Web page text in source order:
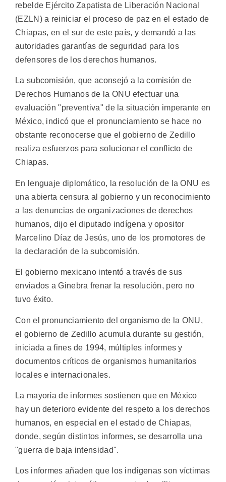
rebelde Ejército Zapatista de Liberación Nacional
(EZLN) a reiniciar el proceso de paz en el estado de
Chiapas, en el sur de este país, y demandó a las
autoridades garantías de seguridad para los
defensores de los derechos humanos.
La subcomisión, que aconsejó a la comisión de
Derechos Humanos de la ONU efectuar una
evaluación "preventiva" de la situación imperante en
México, indicó que el pronunciamiento se hace no
obstante reconocerse que el gobierno de Zedillo
realiza esfuerzos para solucionar el conflicto de
Chiapas.
En lenguaje diplomático, la resolución de la ONU es
una abierta censura al gobierno y un reconocimiento
a las denuncias de organizaciones de derechos
humanos, dijo el diputado indígena y opositor
Marcelino Díaz de Jesús, uno de los promotores de
la declaración de la subcomisión.
El gobierno mexicano intentó a través de sus
enviados a Ginebra frenar la resolución, pero no
tuvo éxito.
Con el pronunciamiento del organismo de la ONU,
el gobierno de Zedillo acumula durante su gestión,
iniciada a fines de 1994, múltiples informes y
documentos críticos de organismos humanitarios
locales e internacionales.
La mayoría de informes sostienen que en México
hay un deterioro evidente del respeto a los derechos
humanos, en especial en el estado de Chiapas,
donde, según distintos informes, se desarrolla una
"guerra de baja intensidad".
Los informes añaden que los indígenas son víctimas